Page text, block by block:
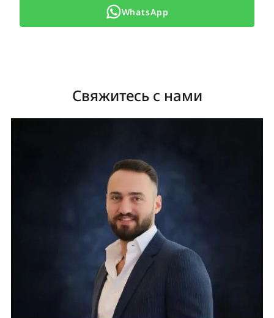
WhatsApp
Свяжитесь с нами